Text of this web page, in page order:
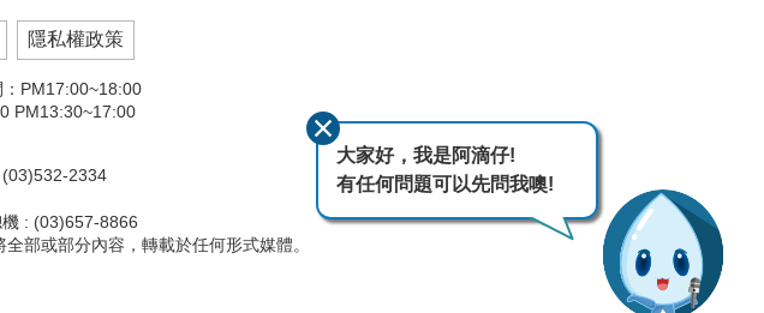
隱私權政策
PM17:00~18:00
PM13:30~17:00
2334
: (03)657-8866
部或部分內容，轉載於任何形式媒體。
大家好，我是阿滴仔!
有任何問題可以先問我噢!